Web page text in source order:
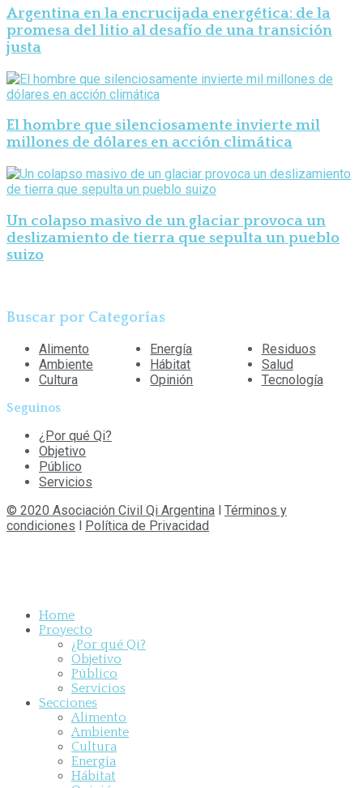
Argentina en la encrucijada energética: de la
promesa del litio al desafío de una transición
justa
El hombre que silenciosamente invierte mil
millones de dólares en acción climática
Un colapso masivo de un glaciar provoca un
deslizamiento de tierra que sepulta un pueblo
suizo
Buscar por Categorías
Alimento
Ambiente
Cultura
Energía
Hábitat
Opinión
Residuos
Salud
Tecnología
Seguinos
¿Por qué Qi?
Objetivo
Público
Servicios
© 2020 Asociación Civil Qi Argentina l Términos y
condiciones l Política de Privacidad
Home
Proyecto
¿Por qué Qi?
Objetivo
Público
Servicios
Secciones
Alimento
Ambiente
Cultura
Energía
Hábitat